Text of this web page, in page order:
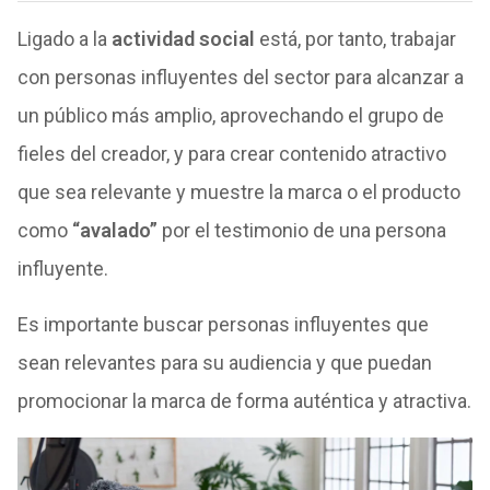
Ligado a la actividad social está, por tanto, trabajar
con personas influyentes del sector para alcanzar a
un público más amplio, aprovechando el grupo de
fieles del creador, y para crear contenido atractivo
que sea relevante y muestre la marca o el producto
como “avalado” por el testimonio de una persona
influyente.
Es importante buscar personas influyentes que
sean relevantes para su audiencia y que puedan
promocionar la marca de forma auténtica y atractiva.